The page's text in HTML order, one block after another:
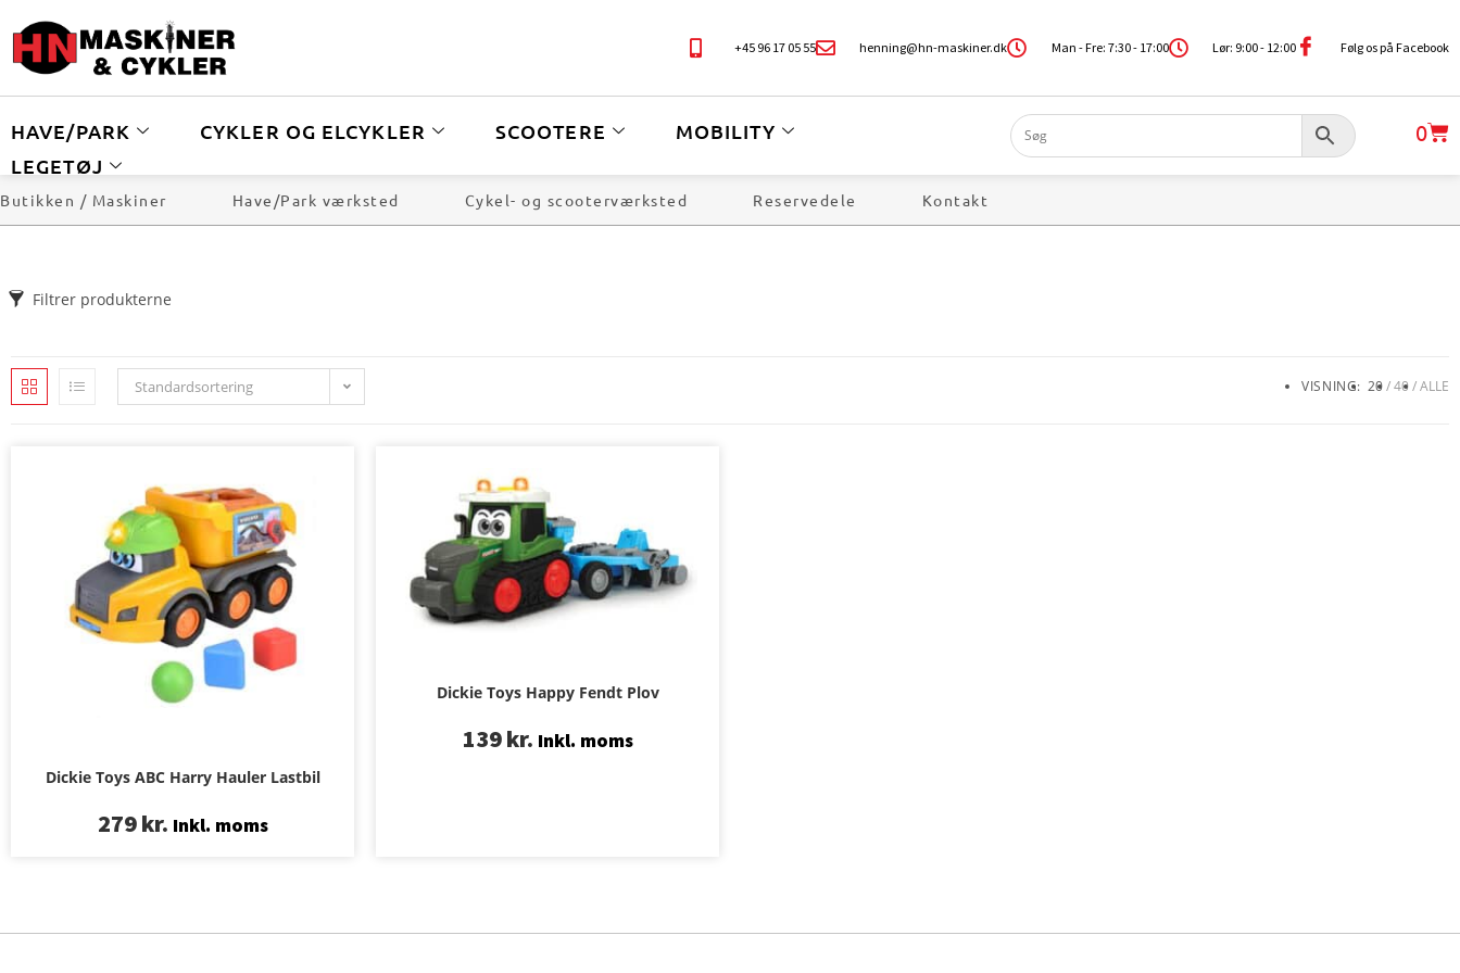
+45 96 17 05 55 henning@hn-maskiner.dk Man - Fre: 7:30 - 17:00 Lør: 9:00 - 12:00 Følg os på Facebook
HAVE/PARK CYKLER OG ELCYKLER SCOOTERE
MOBILITY
LEGETØJ
0
Butikken / Maskiner Have/Park værksted Cykel- og scooterværksted Reservedele Kontakt
Filtrer produkterne
Standardsortering VISNING: 20 40 ALLE
Dickie Toys ABC Harry Hauler Lastbil
279kr. Inkl. moms
Dickie Toys Happy Fendt Plov
139kr. Inkl. moms